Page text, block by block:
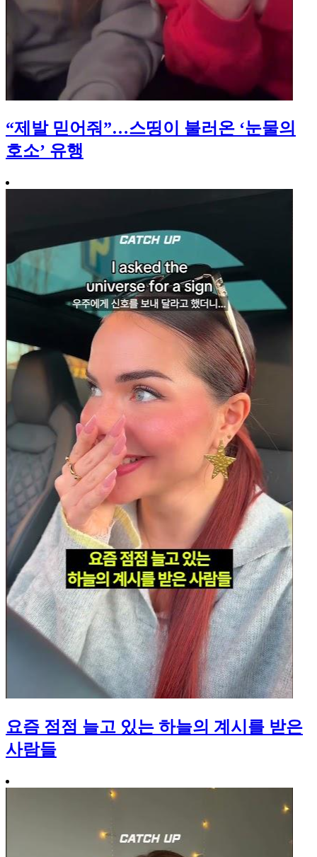
“제발 믿어줘”…스띵이 불러온 ‘눈물의
호소’ 유행
요즘 점점 늘고 있는 하늘의 계시를 받은
사람들